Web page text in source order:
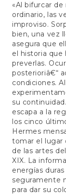
«Al bifurcar
ordinario, las
improviso.
bien, una vez
asegura que
el historia que
preverlas.
posterioriâ€“
condiciones.
su
escapa a la
los cinco
Hermes
tomar el lugar
de las artes
XIX. La
energías
seguramente
para dar su